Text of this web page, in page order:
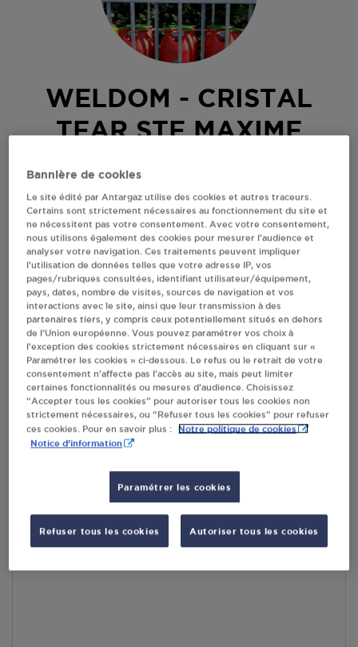
WELDOM - CRISTAL
TEAR STE MAXIME
ROUTE DU MUY
83120STE MAXIME
Revendeur de bouteilles de gaz
S'Y RENDRE
AFFICHER LE TÉLÉPHONE
RECEVOIR LES COORDONNÉES DU REVENDEUR
En cliquant sur « S’y rendre », j’autorise le traitement
d’informations (dont mon adresse IP) et leur transfert hors UE
par Google Maps afin d’afficher la carte.
En savoir plus
Accès
Bannière de cookies
Le site édité par Antargaz utilise des cookies et autres traceurs.
Certains sont strictement nécessaires au fonctionnement du site et
ne nécessitent pas votre consentement. Avec votre consentement,
nous utilisons également des cookies pour mesurer l’audience et
analyser votre navigation. Ces traitements peuvent impliquer
l’utilisation de données telles que votre adresse IP, vos
pages/rubriques consultées, identifiant utilisateur/équipement,
pays, dates, nombre de visites, sources de navigation et vos
interactions avec le site, ainsi que leur transmission à des
partenaires tiers, y compris ceux potentiellement situés en dehors
de l’Union européenne. Vous pouvez paramétrer vos choix à
l’exception des cookies strictement nécessaires en cliquant sur «
Paramétrer les cookies » ci-dessous. Le refus ou le retrait de votre
consentement n’affecte pas l’accès au site, mais peut limiter
certaines fonctionnalités ou mesures d’audience. Choisissez
“Accepter tous les cookies” pour autoriser tous les cookies non
strictement nécessaires, ou “Refuser tous les cookies” pour refuser
ces cookies. Pour en savoir plus :
Notre politique de cookies
Notice d'information
Paramétrer les cookies
Refuser tous les cookies Autoriser tous les cookies